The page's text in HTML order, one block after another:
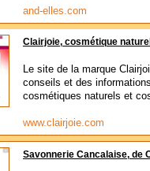
and-elles.com
Clairjoie, cosmétique
Le site de la marque
conseils et des
cosmétiques naturels et
www.clairjoie.com
Savonnerie Cancalaise, de